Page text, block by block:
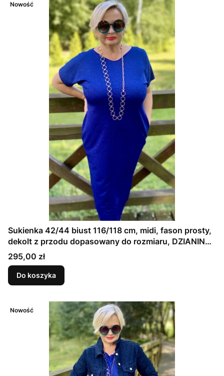
Nowość
Sukienka 42/44 biust 116/118 cm, midi, fason prosty,
dekolt z przodu dopasowany do rozmiaru, DZIANINA
ŻAKARDOWA PREMIUM, GRANATOWA, TŁOCZONE
KWIATY
Cena
295,00 zł
Do koszyka
Nowość